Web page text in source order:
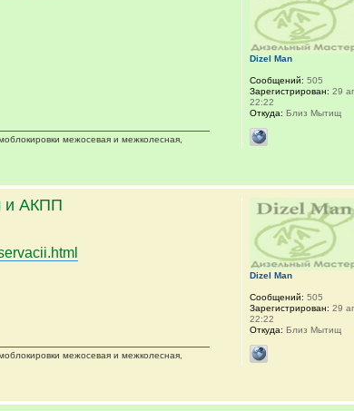
межосевая и межколесная,
Dizel Man
Сообщений: 505
Зарегистрирован: 29
22:22
Откуда: Близ Мытищ
и АКПП
межосевая и межколесная,
Dizel Man
Сообщений: 505
Зарегистрирован: 29
22:22
Откуда: Близ Мытищ